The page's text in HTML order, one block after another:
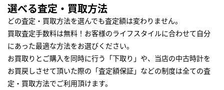
選べる査定・買取方法
どの査定・買取方法を選んでも査定額は変わりません。
買取査定手数料は無料！お客様のライフスタイルに合わせて自分
にあった最適な方法をお選びください。
お買取りとご購入を同時に行う「下取り」や、当店の中古時計を
お買戻しさせて頂いた際の「査定額保証」などの制度は全ての査
定・買取方法でご利用頂けます。